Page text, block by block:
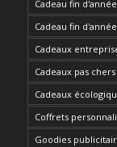
Cadeau fin
Cadeau fin
Cadeaux
Cadeaux pas
Cadeaux
Coffrets
Goodies